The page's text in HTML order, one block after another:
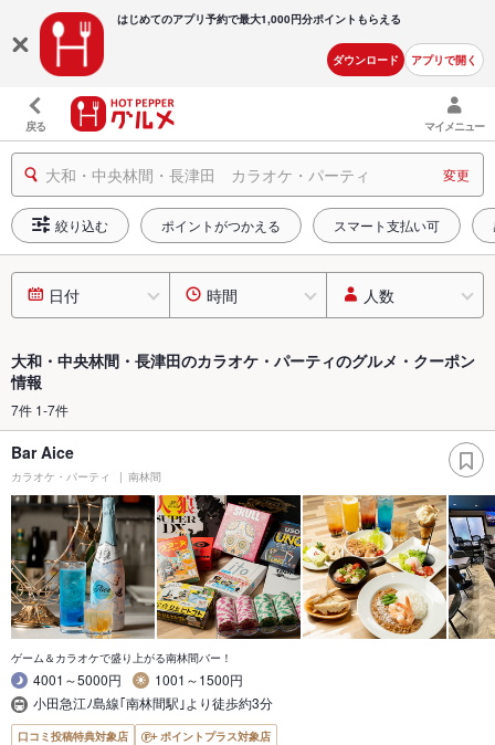
はじめてのアプリ予約で最大1,000円分ポイントもらえる
ダウンロード アプリで開く
戻る マイメニュー
大和・中央林間・長津田 カラオケ・パーティ 変更
絞り込む ポイントがつかえる スマート支払い可
日付 時間 人数
大和・中央林間・長津田のカラオケ・パーティのグルメ・クーポン
情報
7件 1-7件
Bar Aice
カラオケ・パーティ 南林間
ゲーム＆カラオケで盛り上がる南林間バー！
4001～5000円
1001～1500円
小田急江ﾉ島線｢南林間駅｣より徒歩約3分
口コミ投稿特典対象店 ポイントプラス対象店